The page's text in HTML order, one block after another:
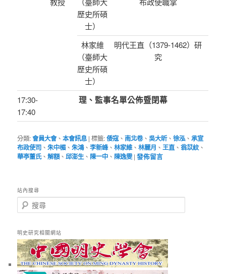
歷史所碩
士）
林家維
（臺師大
歷史所碩
士）
明代王直（1379-1462）研
究
17:30-
17:40
理、監事名單公佈暨閉幕
分類:會員大會、本會訊息 |標籤:倭寇、南北卷、吳大昕、徐泓、承宣
布政使司 、朱中楣 、朱鴻、李新峰、林家維、林麗月 、王直 、翁苡紋、
華亭董氏、解額、邱澎生 、 陳一中 、 陳逸雯 |發佈留言
站內搜尋
搜
尋
明史研究相關網站